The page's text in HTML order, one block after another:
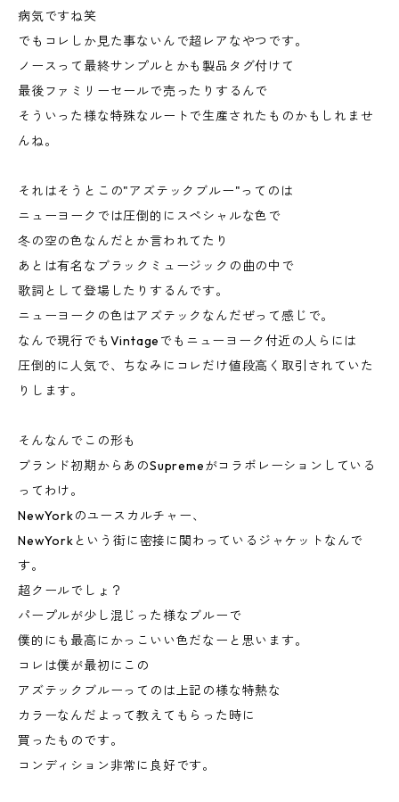
病気ですね笑
でもコレしか見た事ないんで超レアなやつです。
ノースって最終サンプルとかも製品タグ付けて
最後ファミリーセールで売ったりするんで
そういった様な特殊なルートで生産されたものかもしれませ
んね。
それはそうとこの"アズテックブルー"ってのは
ニューヨークでは圧倒的にスペシャルな色で
冬の空の色なんだとか言われてたり
あとは有名なブラックミュージックの曲の中で
歌詞として登場したりするんです。
ニューヨークの色はアズテックなんだぜって感じで。
なんで現行でもVintageでもニューヨーク付近の人らには
圧倒的に人気で、ちなみにコレだけ値段高く取引されていた
りします。
そんなんでこの形も
ブランド初期からあのSupremeがコラボレーションしている
ってわけ。
NewYorkのユースカルチャー、
NewYorkという街に密接に関わっているジャケットなんで
す。
超クールでしょ？
パープルが少し混じった様なブルーで
僕的にも最高にかっこいい色だなーと思います。
コレは僕が最初にこの
アズテックブルーってのは上記の様な特熱な
カラーなんだよって教えてもらった時に
買ったものです。
コンディション非常に良好です。